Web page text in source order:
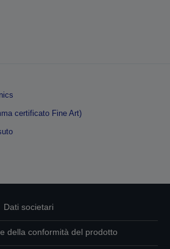
certificato Fine Art)
Dati societari
della conformità del prodotto